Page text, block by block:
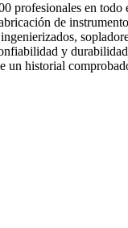
profesionales en todo
de
y
un historial